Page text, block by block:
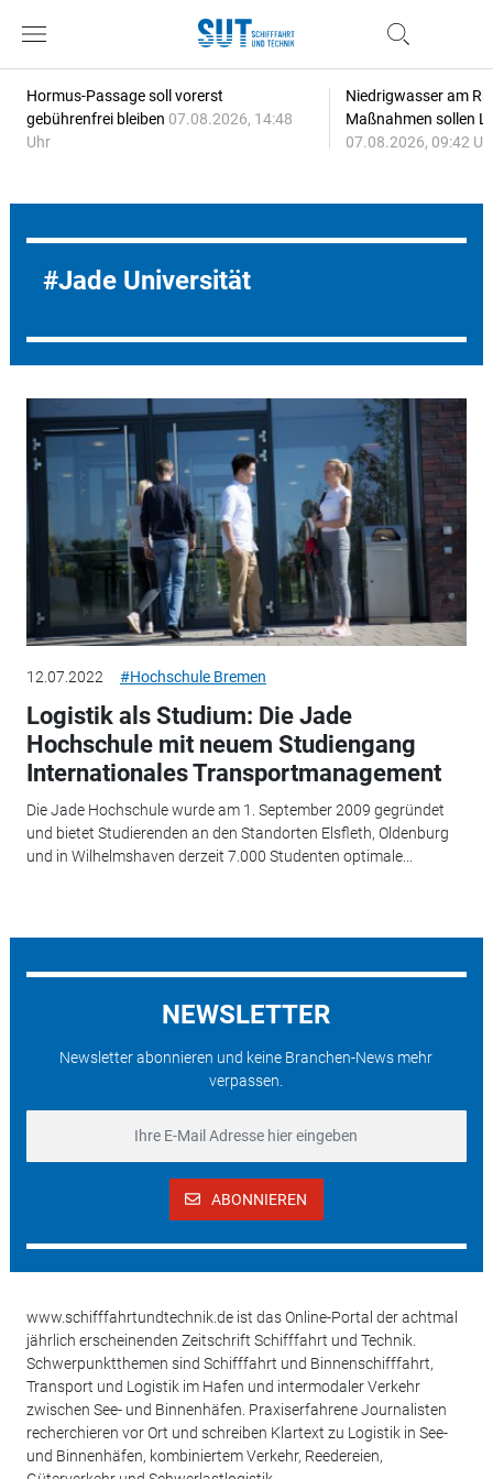
Hormus-Passage soll vorerst
gebührenfrei bleiben 07.08.2026, 14:48
Uhr
Niedrigwasser am
Maßnahmen sollen
07.08.2026, 09:42
Jade Universität
12.07.2022 #Hochschule Bremen
Logistik als Studium: Die Jade
Hochschule mit neuem Studiengang
Internationales Transportmanagement
Die Jade Hochschule wurde am 1. September 2009 gegründet
und bietet Studierenden an den Standorten Elsfleth, Oldenburg
und in Wilhelmshaven derzeit 7.000 Studenten optimale...
NEWSLETTER
Newsletter abonnieren und keine Branchen-News mehr
verpassen.
ABONNIEREN
www.schifffahrtundtechnik.de ist das Online-Portal der achtmal
jährlich erscheinenden Zeitschrift Schifffahrt und Technik.
Schwerpunktthemen sind Schifffahrt und Binnenschifffahrt,
Transport und Logistik im Hafen und intermodaler Verkehr
zwischen See- und Binnenhäfen. Praxiserfahrene Journalisten
recherchieren vor Ort und schreiben Klartext zu Logistik in See-
und Binnenhäfen, kombiniertem Verkehr, Reedereien,